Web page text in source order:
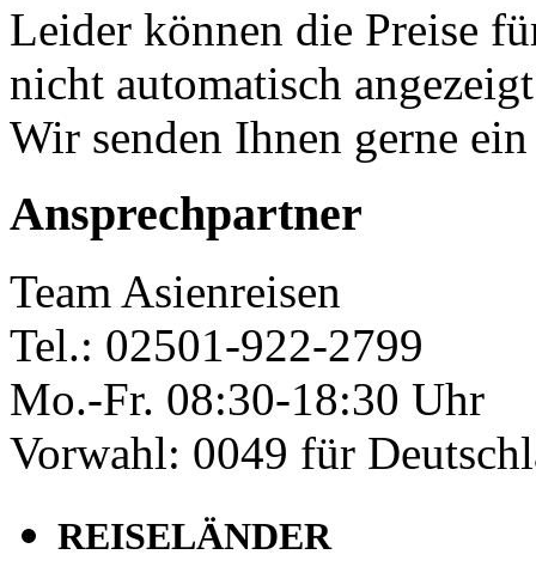
Leider können die Preise
nicht automatisch
Wir senden Ihnen gerne
Ansprechpartner
Team Asienreisen
Tel.: 02501-922-2799
Mo.-Fr. 08:30-18:30 Uhr
Vorwahl: 0049 für
REISELÄNDER